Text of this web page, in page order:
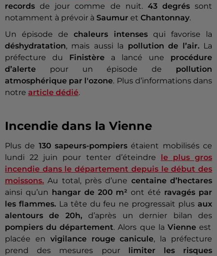
records de jour comme de nuit.43 degréssont
notamment à prévoir à Saumur et Chantonnay.
Un épisode de chaleurs intensesqui favorise la
déshydratation, mais aussi la pollution de l’air. La
préfecture du Finistère a lancé une procédure
d’alerte pour un épisode de pollution
atmosphérique par l'ozone. Plus d’informations dans
notre article dédié.
Incendie dans la Vienne
Plus de 130 sapeurs-pompiers étaient mobilisés ce
lundi 22 juin pour tenter d’éteindre
le plus gros
incendie dans le département depuis le début des
moissons. Au total, près d’une centaine d’hectares
ainsi qu’un hangar de 200 m² ont été ravagés par
les flammes. La tête du feu ne progressait plusaux
alentours de 20h, d’après un dernier bilan des
pompiers du département. Alors que la Vienne est
placée en vigilance rouge canicule, la préfecture
prend des mesures pour
limiter les risques